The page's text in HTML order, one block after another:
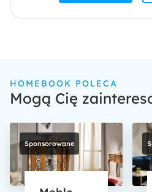
HOMEBOOK POLECA
Mogą Cię
Sponsorowane